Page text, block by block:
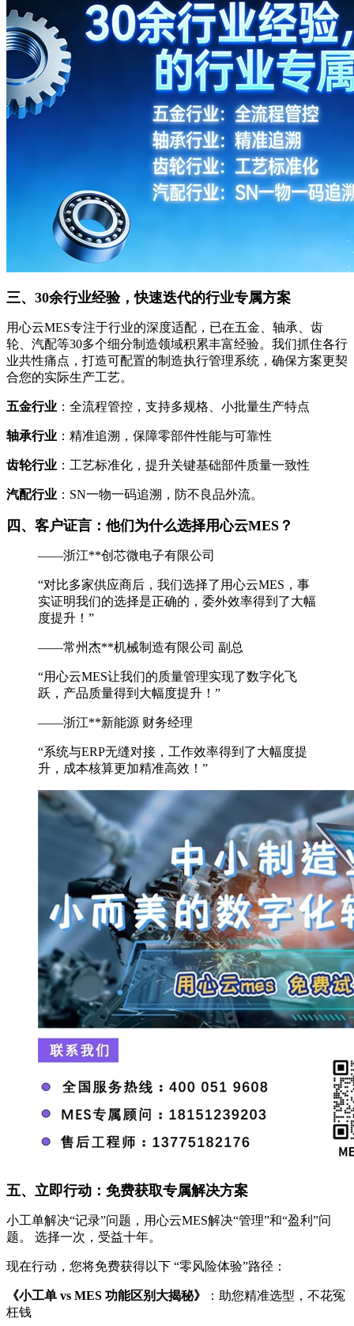
三、30余行业经验，快速迭代的行业专属方案
用心云MES专注于行业的深度适配，已在五金、轴承、齿
轮、汽配等30多个细分制造领域积累丰富经验。我们抓住各行
业共性痛点，打造可配置的制造执行管理系统，确保方案更契
合您的实际生产工艺。
五金行业 ：全流程管控，支持多规格、小批量生产特点
轴承行业 ：精准追溯，保障零部件性能与可靠性
齿轮行业 ：工艺标准化，提升关键基础部件质量一致性
汽配行业 ：SN一物一码追溯，防不良品外流。
四、客户证言：他们为什么选择用心云MES？
——浙江**创芯微电子有限公司
“对比多家供应商后，我们选择了用心云MES，事
实证明我们的选择是正确的，委外效率得到了大幅
度提升！”
——常州杰**机械制造有限公司 副总
“用心云MES让我们的质量管理实现了数字化飞
跃，产品质量得到大幅度提升！”
——浙江**新能源 财务经理
“系统与ERP无缝对接，工作效率得到了大幅度提
升，成本核算更加精准高效！”
五、立即行动：免费获取专属解决方案
小工单解决“记录”问题，用心云MES解决“管理”和“盈利”问
题。 选择一次，受益十年。
现在行动，您将免费获得以下 “零风险体验”路径：
《小工单 vs MES 功能区别大揭秘》
：助您精准选型，不花冤
枉钱